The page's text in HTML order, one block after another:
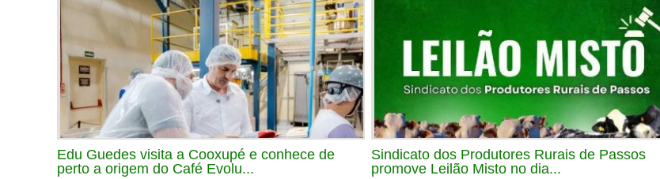
Edu Guedes visita a Cooxupé e conhece de
perto a origem do Café Evolu...
Sindicato dos Produtores Rurais de Passos
promove Leilão Misto no dia...